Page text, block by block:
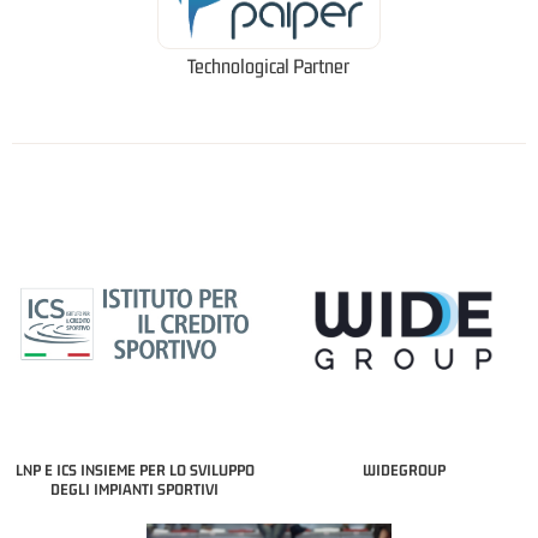
Technological Partner
LNP E ICS INSIEME PER LO SVILUPPO
DEGLI IMPIANTI SPORTIVI
WIDEGROUP